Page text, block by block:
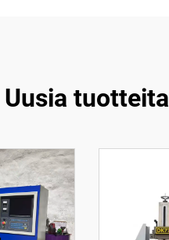
Uusia tuotteita